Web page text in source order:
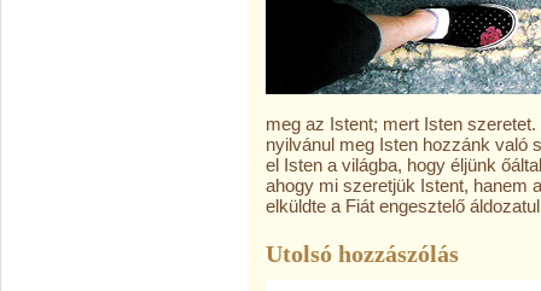
meg az Istent; mert Isten szeretet.
nyilvánul meg Isten hozzánk való
el Isten a világba, hogy éljünk
ahogy mi szeretjük Istent, hanem
elküldte a Fiát engesztelő
Utolsó hozzászólás